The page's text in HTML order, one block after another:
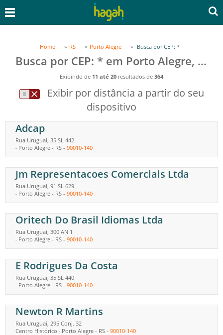
Home RS Porto Alegre Busca por CEP: *
Busca por CEP: * em Porto Alegre, RS
Exibindo de 11 até 20 resultados de 364
Exibir por distância a partir do seu
dispositivo
Adcap
Rua Uruguai, 35 SL 442
- Porto Alegre - RS - 90010-140
Jm Representacoes Comerciais Ltda
Rua Uruguai, 91 SL 629
- Porto Alegre - RS - 90010-140
Oritech Do Brasil Idiomas Ltda
Rua Uruguai, 300 AN 1
- Porto Alegre - RS - 90010-140
E Rodrigues Da Costa
Rua Uruguai, 35 SL 440
- Porto Alegre - RS - 90010-140
Newton R Martins
Rua Uruguai, 295 Conj. 32
Centro Histórico - Porto Alegre - RS - 90010-140